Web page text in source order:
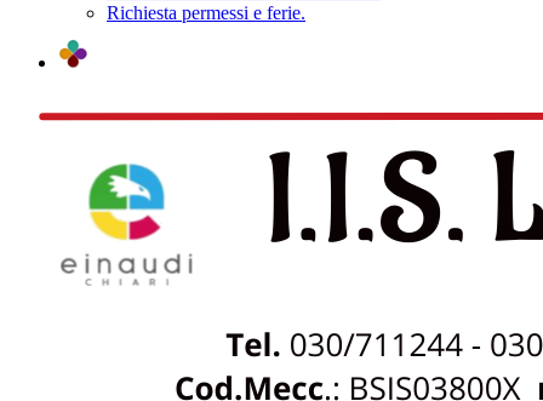
Richiesta permessi e ferie.